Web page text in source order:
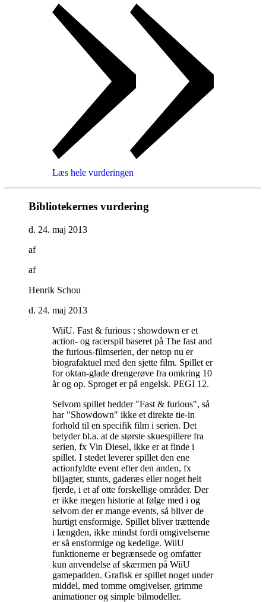
Læs hele vurderingen
Bibliotekernes vurdering
d. 24. maj 2013
af
af
Henrik Schou
d. 24. maj 2013
WiiU. Fast & furious : showdown er et
action- og racerspil baseret på The fast and
the furious-filmserien, der netop nu er
biografaktuel med den sjette film. Spillet er
for oktan-glade drengerøve fra omkring 10
år og op. Sproget er på engelsk. PEGI 12.
Selvom spillet hedder "Fast & furious", så
har "Showdown" ikke et direkte tie-in
forhold til en specifik film i serien. Det
betyder bl.a. at de største skuespillere fra
serien, fx Vin Diesel, ikke er at finde i
spillet. I stedet leverer spillet den ene
actionfyldte event efter den anden, fx
biljagter, stunts, gaderæs eller noget helt
fjerde, i et af otte forskellige områder. Der
er ikke megen historie at følge med i og
selvom der er mange events, så bliver de
hurtigt ensformige. Spillet bliver trættende
i længden, ikke mindst fordi omgivelserne
er så ensformige og kedelige. WiiU
funktionerne er begrænsede og omfatter
kun anvendelse af skærmen på WiiU
gamepadden. Grafisk er spillet noget under
middel, med tomme omgivelser, grimme
animationer og simple bilmodeller.